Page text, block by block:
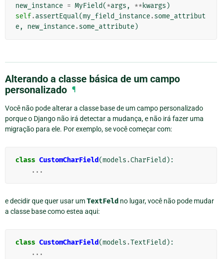
new_instance = MyField(*args , **kwargs )
self.assertEqual(my_field_instance.some_attribut
e, new_instance.some_attribute)
Alterando a classe básica de um campo
personalizado ¶
Você não pode alterar a classe base de um campo personalizado
porque o Django não irá detectar a mudança, e não irá fazer uma
migração para ele. Por exemplo, se você começar com:
class CustomCharField(models .CharField ):
...
e decidir que quer usar umTextFeld no lugar, você não pode mudar
a classe base como estea aqui:
class CustomCharField(models .TextField ):
...